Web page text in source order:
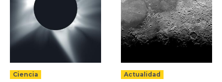
Ciencia Actualidad